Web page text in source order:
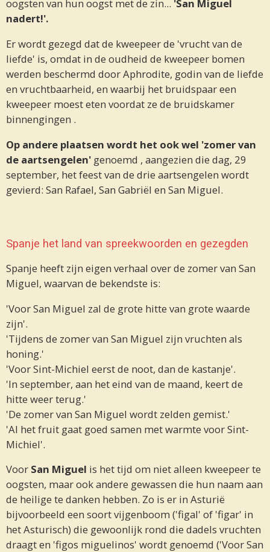
oogsten van hun oogst met de zin... 'San Miguel
nadert!'.
Er wordt gezegd dat de kweepeer de 'vrucht van de
liefde' is, omdat in de oudheid de kweepeer bomen
werden beschermd door Aphrodite, godin van de liefde
en vruchtbaarheid, en waarbij het bruidspaar een
kweepeer moest eten voordat ze de bruidskamer
binnengingen .
Op andere plaatsen wordt het ook wel 'zomer van
de aartsengelen' genoemd , aangezien die dag, 29
september, het feest van de drie aartsengelen wordt
gevierd: San Rafael, San Gabriël en San Miguel.
Spanje het land van spreekwoorden en gezegden
Spanje heeft zijn eigen verhaal over de zomer van San
Miguel, waarvan de bekendste is:
'Voor San Miguel zal de grote hitte van grote waarde
zijn'.
'Tijdens de zomer van San Miguel zijn vruchten als
honing.'
'Voor Sint-Michiel eerst de noot, dan de kastanje'.
'In september, aan het eind van de maand, keert de
hitte weer terug.'
'De zomer van San Miguel wordt zelden gemist.'
'Al het fruit gaat goed samen met warmte voor Sint-
Michiel'.
Voor San Miguel is het tijd om niet alleen kweepeer te
oogsten, maar ook andere gewassen die hun naam aan
de heilige te danken hebben. Zo is er in Asturië
bijvoorbeeld een soort vijgenboom ('figal' of 'figar' in
het Asturisch) die gewoonlijk rond die dadels vruchten
draagt en 'figos miguelinos' wordt genoemd ('Voor San